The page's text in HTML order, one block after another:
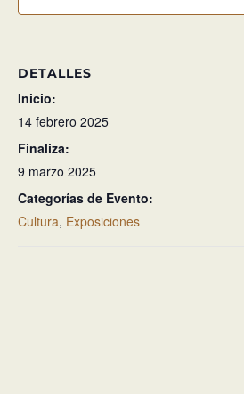
DETALLES
Inicio:
14 febrero 2025
Finaliza:
9 marzo 2025
Categorías de Evento:
Cultura, Exposiciones